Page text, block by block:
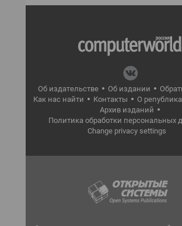
Об издательстве Об издании
Как нас найти
Контакты О
Архив изданий
Политика обработки персональных
Change privacy settings